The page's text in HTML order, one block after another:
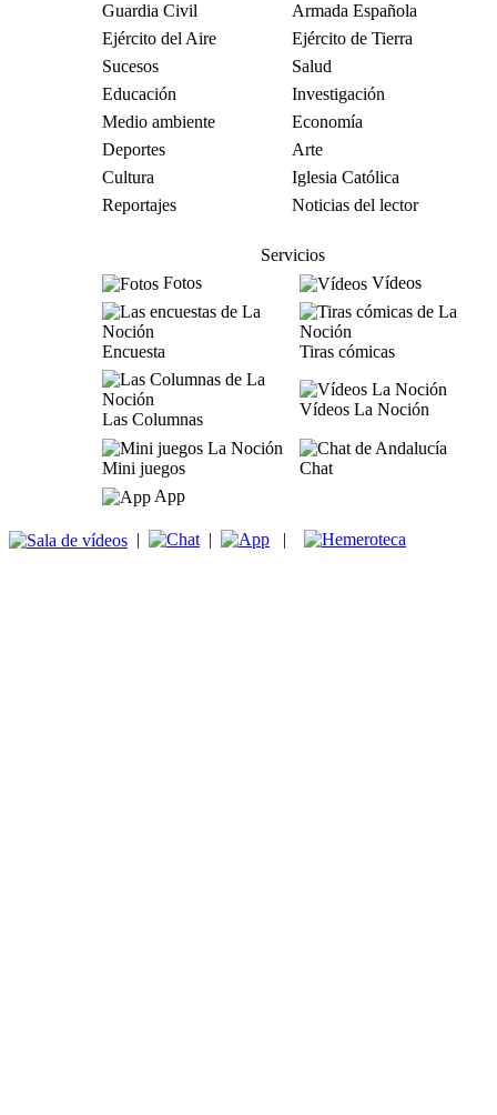
Guardia Civil
Armada Española
Ejército del Aire
Ejército de Tierra
Sucesos
Salud
Educación
Investigación
Medio ambiente
Economía
Deportes
Arte
Cultura
Iglesia Católica
Reportajes
Noticias del lector
Servicios
Fotos
Vídeos
Encuesta Tiras cómicas
Las Columnas
Vídeos La Noción
Mini juegos
Chat
App
| | |